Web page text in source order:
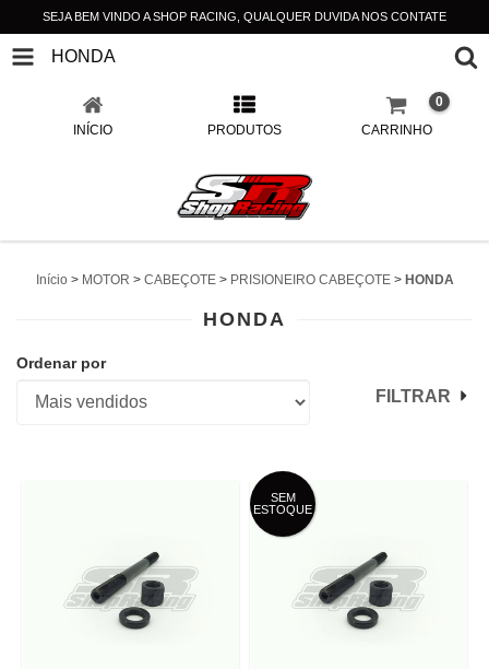
SEJA BEM VINDO A SHOP RACING, QUALQUER DUVIDA NOS CONTATE
HONDA
INÍCIO PRODUTOS CARRINHO
0
Início > MOTOR > CABEÇOTE > PRISIONEIRO CABEÇOTE > HONDA
HONDA
Ordenar por
FILTRAR
SEM
ESTOQUE